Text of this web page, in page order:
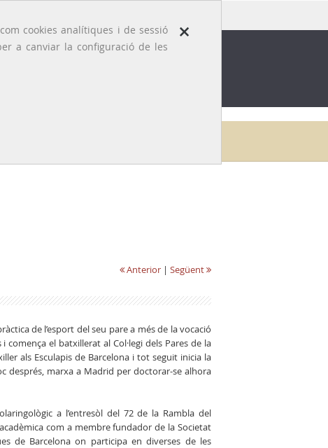
×
cookies analítiques i de sessió
a canviar la configuració de les
Anterior | Següent
de l’esport del seu pare a més de la vocació
comença el batxillerat al Col·legi dels Pares de la
als Esculapis de Barcelona i tot seguit inicia la
després, marxa a Madrid per doctorar-se alhora
a l’entresòl del 72 de la Rambla del
com a membre fundador de la Societat
de Barcelona on participa en diverses de les